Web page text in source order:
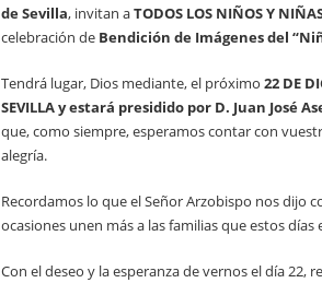
de Sevilla, invitan aTODOS LOS NIÑOS Y
celebración de Bendición de Imágenes del
Tendrá lugar, Dios mediante, el próximo 22 DE
SEVILLA y estará presidido por D. Juan José
que, como siempre, esperamos contar con
alegría.
Recordamos lo que el Señor Arzobispo nos dijo
ocasiones unen más a las familias que estos días
Con el deseo y la esperanza de vernos el día 22,